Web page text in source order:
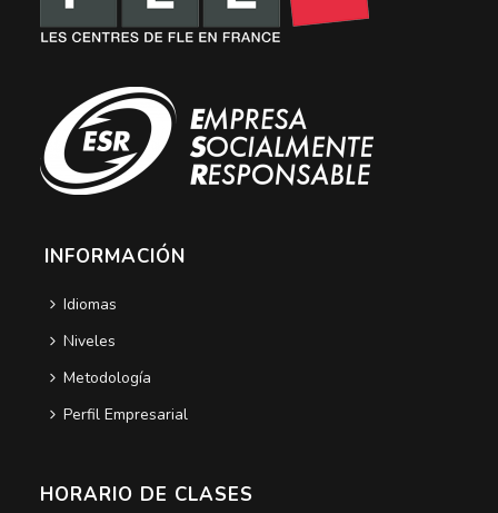
INFORMACIÓN
Idiomas
Niveles
Metodología
Perfil Empresarial
HORARIO DE CLASES